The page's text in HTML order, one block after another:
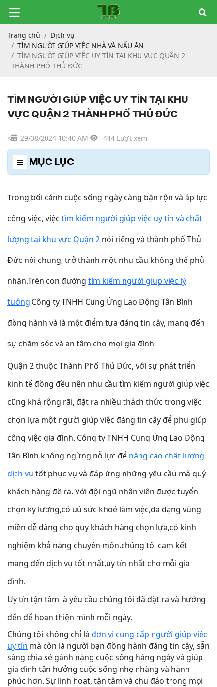
Trang chủ
Dịch vụ
TÌM NGƯỜI GIÚP VIỆC NHÀ VÀ NẤU ĂN
TÌM NGƯỜI GIÚP VIỆC UY TÍN TẠI KHU VỰC QUẬN 2
THÀNH PHỐ THỦ ĐỨC
TÌM NGƯỜI GIÚP VIỆC UY TÍN TẠI KHU
VỰC QUẬN 2 THÀNH PHỐ THỦ ĐỨC
< 29/08/2024 10:40 AM 444 Lượt xem
MỤC LỤC
Trong bối cảnh cuộc sống ngày càng bận rộn và áp lực
công việc, việc tìm kiếm người giúp việc uy tín và chất
lượng tại khu vực Quận 2 nói riêng và thành phố Thủ
Đức nói chung, trở thành một nhu cầu không thể phủ
nhận.Trên con đường tìm kiếm người giúp việc lý
tưởng,Công ty TNHH Cung Ứng Lao Động Tân Bình
đồng hành và là một điểm tựa đáng tin cậy, mang đến
sự chăm sóc và an tâm cho mọi gia đình.
Quận 2 thuộc Thành Phố Thủ Đức, với sự phát triển
kinh tế đồng đều nên nhu cầu tìm kiếm người giúp việc
cũng khá rộng rãi, đặt ra nhiều thách thức trong việc
chọn lựa một người giúp việc đáng tin cậy để phụ giúp
công việc gia đình. Công ty TNHH Cung Ứng Lao Động
Tân Bình không ngừng nỗ lực để nâng cao chất lượng
dịch vụ tốt phục vụ và đáp ứng những yêu cầu mà quý
khách hàng đề ra. Với đội ngũ nhân viên được tuyển
chọn kỹ lưỡng,có uủ sức khoẻ làm việc,đa dạng vùng
miền dễ dàng cho quy khách hàng chọn lựa,có kinh
nghiệm khả năng chuyên môn.chúng tôi cam kết
mang đến dịch vụ tốt nhất,uy tín nhất cho mỗi gia
đình.
Uy tín tận tâm là yêu cầu chúng tôi đã đặt ra và hướng
đến để hoàn thiện mình mỗi ngày.
Chúng tôi không chỉ là đơn vị cung cấp người giúp việc
uy tín mà còn là người bạn đồng hành đáng tin cậy, sẵn
sàng chia sẻ gánh nặng cuộc sống hàng ngày và giúp
gia đình tận hưởng cuộc sống nhẹ nhàng và hạnh
phúc hơn. Sự linh hoạt, tận tâm và chu đáo trong mọi